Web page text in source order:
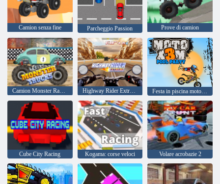
Camion senza fine Parcheggio Passion Prove di camion
Camion Monster Racing Highway Rider Extreme Festa in piscina moto x3m
Cube City Racing Kogama: corse veloci Volare acrobazie 2